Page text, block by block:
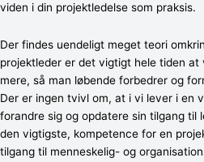
viden i din projektledelse som praksis.
Der findes uendeligt meget teori
projektleder er det vigtigt hele tiden
mere, så man løbende forbedrer og
Der er ingen tvivl om, at i vi lever i en
forandre sig og opdatere sin tilgang til
den vigtigste, kompetence for en
tilgang til menneskelig- og